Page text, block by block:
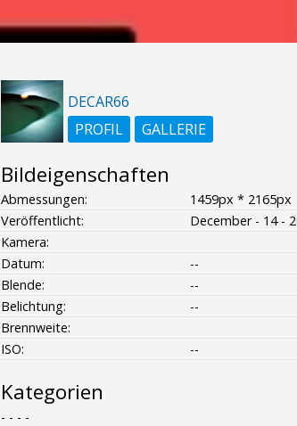
DECAR66
PROFIL
GALLERIE
Bildeigenschaften
Abmessungen:
1459px * 2165px
Veröffentlicht:
December - 14 -
Kamera:
Datum:
--
Blende:
--
Belichtung:
--
Brennweite:
ISO:
--
Kategorien
- - - -